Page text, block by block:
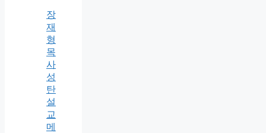
장
재
형
목
사
성
탄
설
교
메